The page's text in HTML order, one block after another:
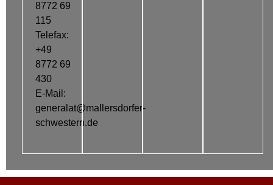
8772 69
115
Telefax:
+49
8772 69
430
E-Mail:
generalat@mallersdorfer-
schwestern.de